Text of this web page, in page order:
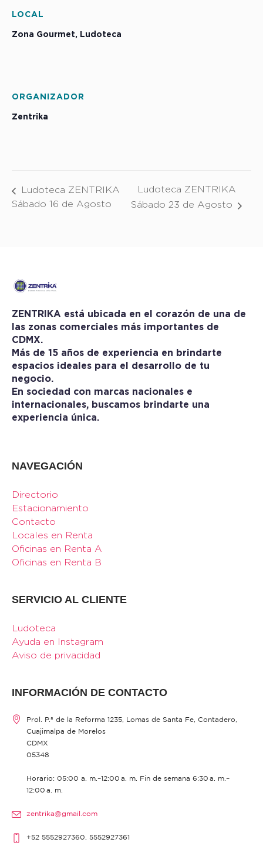
LOCAL
Zona Gourmet, Ludoteca
ORGANIZADOR
Zentrika
Ludoteca ZENTRIKA
Sábado 16 de Agosto
Ludoteca ZENTRIKA
Sábado 23 de Agosto
ZENTRIKA está ubicada en el corazón de una de
las zonas comerciales más importantes de
CDMX.
Más de 15 años de experiencia en brindarte
espacios ideales para el desarrollo de tu
negocio.
En sociedad con marcas nacionales e
internacionales, buscamos brindarte una
experiencia única.
NAVEGACIÓN
Directorio
Estacionamiento
Contacto
Locales en Renta
Oficinas en Renta A
Oficinas en Renta B
SERVICIO AL CLIENTE
Ludoteca
Ayuda en Instagram
Aviso de privacidad
INFORMACIÓN DE CONTACTO
Prol. P.º de la Reforma 1235, Lomas de Santa Fe, Contadero,
Cuajimalpa de Morelos
CDMX
05348
Horario: 05:00 a. m.–12:00 a. m. Fin de semana 6:30 a. m.–
12:00 a. m.
zentrika@gmail.com
+52 5552927360, 5552927361